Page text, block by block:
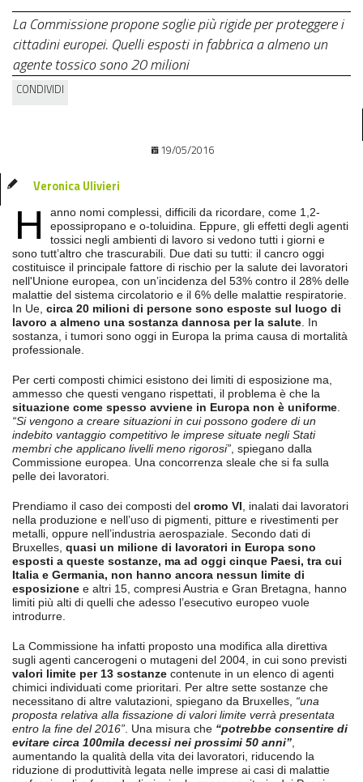
La Commissione propone soglie più rigide per proteggere i
cittadini europei. Quelli esposti in fabbrica a almeno un
agente tossico sono 20 milioni
CONDIVIDI
19/05/2016
Veronica Ulivieri
H
anno nomi complessi, difficili da ricordare, come 1,2-
epossipropano e o-toluidina. Eppure, gli effetti degli agenti
tossici negli ambienti di lavoro si vedono tutti i giorni e
sono tutt’altro che trascurabili. Due dati su tutti: il cancro oggi
costituisce il principale fattore di rischio per la salute dei lavoratori
nell'Unione europea, con un’incidenza del 53% contro il 28% delle
malattie del sistema circolatorio e il 6% delle malattie respiratorie.
In Ue, circa 20 milioni di persone sono esposte sul luogo di
lavoro a almeno una sostanza dannosa per la salute. In
sostanza, i tumori sono oggi in Europa la prima causa di mortalità
professionale.
Per certi composti chimici esistono dei limiti di esposizione ma,
ammesso che questi vengano rispettati, il problema è che la
situazione come spesso avviene in Europa non è uniforme.
“Si vengono a creare situazioni in cui possono godere di un
indebito vantaggio competitivo le imprese situate negli Stati
membri che applicano livelli meno rigorosi”, spiegano dalla
Commissione europea. Una concorrenza sleale che si fa sulla
pelle dei lavoratori.
Prendiamo il caso dei composti del cromo VI, inalati dai lavoratori
nella produzione e nell’uso di pigmenti, pitture e rivestimenti per
metalli, oppure nell’industria aerospaziale. Secondo dati di
Bruxelles, quasi un milione di lavoratori in Europa sono
esposti a queste sostanze, ma ad oggi cinque Paesi, tra cui
Italia e Germania, non hanno ancora nessun limite di
esposizione e altri 15, compresi Austria e Gran Bretagna, hanno
limiti più alti di quelli che adesso l’esecutivo europeo vuole
introdurre.
La Commissione ha infatti proposto una modifica alla direttiva
sugli agenti cancerogeni o mutageni del 2004, in cui sono previsti
valori limite per 13 sostanze contenute in un elenco di agenti
chimici individuati come prioritari. Per altre sette sostanze che
necessitano di altre valutazioni, spiegano da Bruxelles, “una
proposta relativa alla fissazione di valori limite verrà presentata
entro la fine del 2016”. Una misura che “potrebbe consentire di
evitare circa 100mila decessi nei prossimi 50 anni”,
aumentando la qualità della vita dei lavoratori, riducendo la
riduzione di produttività legata nelle imprese ai casi di malattie